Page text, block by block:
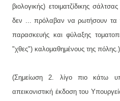
βιολογικής) ετοιματζίδικης
δεν ... πρόλαβαν να ρωτήσουν τα
παρασκευής και φύλαξης
"χθες") καλομαθημένους της πόλης.)
(Σημείωση 2. λίγο πιο κάτω
απεικονιστική έκδοση του